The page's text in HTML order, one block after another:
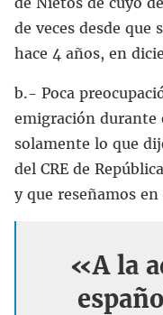
de veces desde que
hace 4 años, en
b.- Poca
emigración durante
solamente lo que
del CRE de
y que reseñamos
«A la